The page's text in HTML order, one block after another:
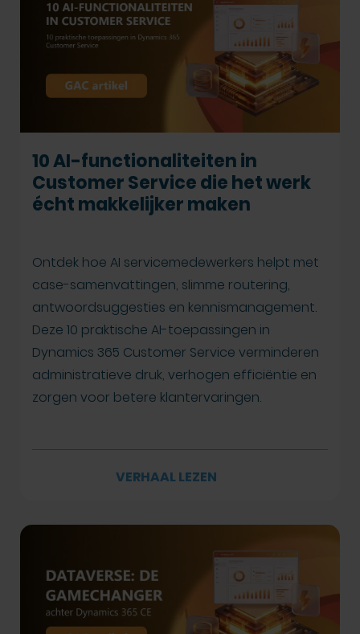
10 AI-functionaliteiten in
Customer Service die het werk
écht makkelijker maken
Ontdek hoe AI servicemedewerkers helpt met
case-samenvattingen, slimme routering,
antwoordsuggesties en kennismanagement.
Deze 10 praktische AI-toepassingen in
Dynamics 365 Customer Service verminderen
administratieve druk, verhogen efficiëntie en
zorgen voor betere klantervaringen.
VERHAAL LEZEN